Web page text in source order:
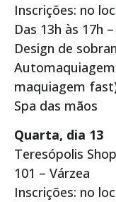
Inscrições: no
Das 13h às 17h
Design de
maquiagem
Spa das mãos
Quarta, dia 13
Teresópolis
101 – Várzea
Inscrições: no